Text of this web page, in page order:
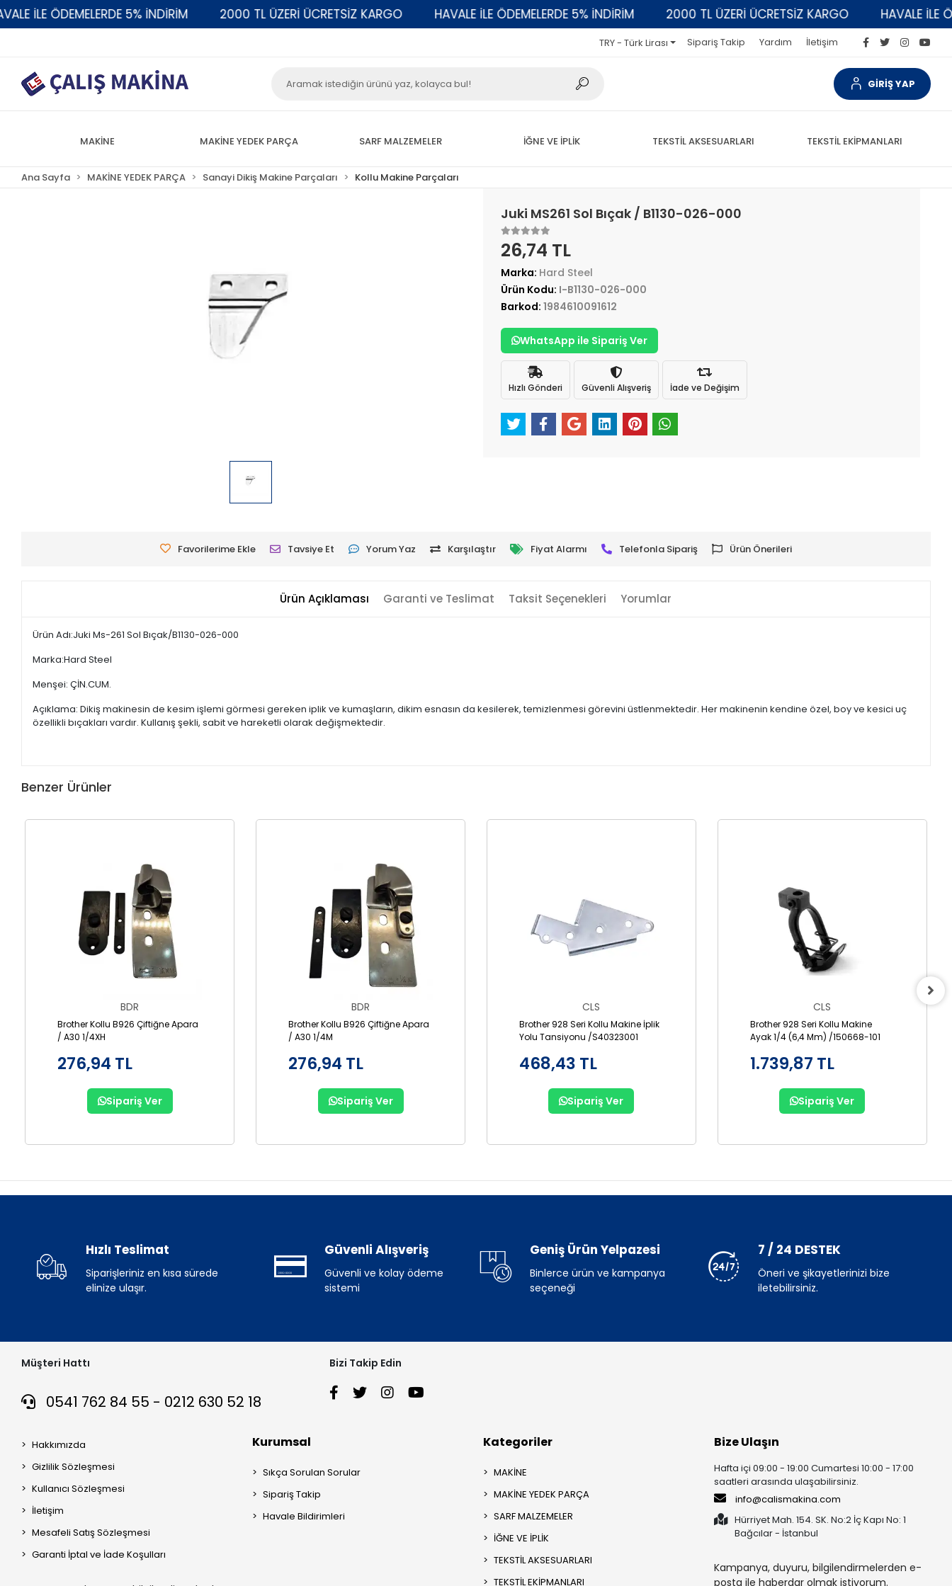
İLE ÖDEMELERDE 5% İNDİRİM 2000 TL ÜZERİ ÜCRETSİZ KARGO HAVALE İLE ÖDEMELERDE 5% İNDİRİM 2000 TL ÜZERİ ÜCRETSİZ KARGO HAVALE İLE
TRY - Türk Lirası Sipariş Takip Yardım İletişim
GİRİŞ YAP
MAKİNE MAKİNE YEDEK PARÇA SARF MALZEMELER İĞNE VE İPLİK TEKSTİL AKSESUARLARI TEKSTİL EKİPMANLARI
Ana Sayfa MAKİNE YEDEK PARÇA Sanayi Dikiş Makine Parçaları Kollu Makine Parçaları
Juki MS261 Sol Bıçak / B1130-026-000
26,74 TL
Marka: Hard Steel
Ürün Kodu: I-B1130-026-000
Barkod: 1984610091612
WhatsApp ile Sipariş Ver
Hızlı Gönderi Güvenli Alışveriş İade ve Değişim
Favorilerime Ekle Tavsiye Et Yorum Yaz Karşılaştır Fiyat Alarmı Telefonla Sipariş Ürün Önerileri
Ürün Açıklaması Garanti ve Teslimat Taksit Seçenekleri Yorumlar
Ürün Adı:Juki Ms-261 Sol Bıçak/B1130-026-000
Marka:Hard Steel
Menşei: ÇİN.CUM.
Açıklama: Dikiş makinesin de kesim işlemi görmesi gereken iplik ve kumaşların, dikim esnasın da kesilerek, temizlenmesi görevini üstlenmektedir. Her makinenin kendine özel, boy ve kesici uç
özellikli bıçakları vardır. Kullanış şekli, sabit ve hareketli olarak değişmektedir.
Benzer Ürünler
BDR
Brother Kollu B926 Çiftiğne Apara
/ A30 1/4XH
276,94 TL
Sipariş Ver
BDR
Brother Kollu B926 Çiftiğne Apara
/ A30 1/4M
276,94 TL
Sipariş Ver
CLS
Brother 928 Seri Kollu Makine İplik
Yolu Tansiyonu /S40323001
468,43 TL
Sipariş Ver
CLS
Brother 928 Seri Kollu Makine
Ayak 1/4 (6,4 Mm) /150668-101
1.739,87 TL
Sipariş Ver
Hızlı Teslimat
Siparişleriniz en kısa sürede
elinize ulaşır.
Güvenli Alışveriş
Güvenli ve kolay ödeme
sistemi
Geniş Ürün Yelpazesi
Binlerce ürün ve kampanya
seçeneği
7 / 24 DESTEK
Öneri ve şikayetlerinizi bize
iletebilirsiniz.
Müşteri Hattı
0541 762 84 55 - 0212 630 52 18
Bizi Takip Edin
Hakkımızda
Gizlilik Sözleşmesi
Kullanıcı Sözleşmesi
İletişim
Mesafeli Satış Sözleşmesi
Garanti İptal ve İade Koşulları
Kurumsal
Sıkça Sorulan Sorular
Sipariş Takip
Havale Bildirimleri
Kategoriler
MAKİNE
MAKİNE YEDEK PARÇA
SARF MALZEMELER
İĞNE VE İPLİK
TEKSTİL AKSESUARLARI
TEKSTİL EKİPMANLARI
Bize Ulaşın
Hafta içi 09:00 - 19:00 Cumartesi 10:00 - 17:00
saatleri arasında ulaşabilirsiniz.
info@calismakina.com
Hürriyet Mah. 154. SK. No:2 İç Kapı No: 1
Bağcılar - İstanbul
Kampanya, duyuru, bilgilendirmelerden e-
posta ile haberdar olmak istiyorum.